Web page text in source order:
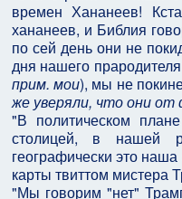
времен Хананеев!
хананеев, и Библия
по сей день они не
дня нашего
прим. мои), мы не
же уверяли, что они
"В политическом
столицей, в нашей
географически это
карты твиттом мистера
"Мы говорим "нет"